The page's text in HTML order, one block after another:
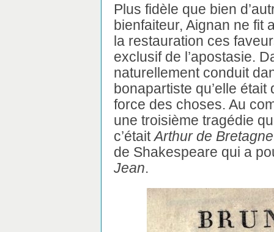
Plus fidèle que bien
bienfaiteur, Aignan ne fit
la restauration ces
exclusif de l’apostasie.
naturellement conduit
bonapartiste qu’elle était
force des choses. Au
une troisième tragédie
c’étaitArthur de Bretagne
de Shakespeare qui a
Jean.